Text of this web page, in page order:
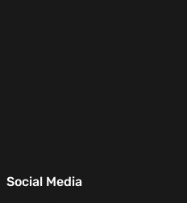
Social Media